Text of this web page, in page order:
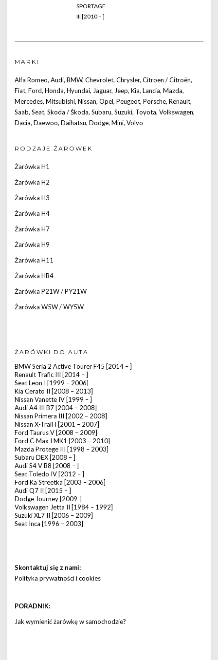
SPORTAGE
III [2010 – ]
MARKI
Alfa Romeo, Audi, BMW, Chevrolet, Chrysler, Citroen / Citroën,
Fiat, Ford, Honda, Hyundai, Jaguar, Jeep, Kia, Lancia, Mazda,
Mercedes, Mitsubishi, Nissan, Opel, Peugeot, Porsche, Renault,
Saab, Seat, Skoda / Škoda, Subaru, Suzuki, Toyota, Volkswagen,
Dacia, Daewoo, Daihatsu, Dodge, Mini, Volvo
RODZAJE ŻARÓWEK
Żarówka H1
Żarówka H2
Żarówka H3
Żarówka H4
Żarówka H7
Żarówka H9
Żarówka H11
Żarówka HB4
Żarówka P21W / PY21W
Żarówka W5W / WY5W
ŻARÓWKI DO AUTA
BMW Seria 2 Active Tourer F45 [2014 – ]
Renault Trafic III [2014 – ]
Seat Leon I [1999 – 2006]
Kia Cerato II [2008 – 2013]
Nissan Vanette IV [1999 – ]
Audi A4 III B7 [2004 – 2008]
Nissan Primera III [2002 – 2008]
Nissan X-Trail I [2001 – 2007]
Ford Taurus V [2008 – 2009]
Ford C-Max I MK1 [2003 – 2010]
Mazda Protege III [1998 – 2003]
Subaru DEX [2008 – ]
Audi S4 V B8 [2008 – ]
Seat Toledo IV [2012 – ]
Ford Ka Streetka [2003 – 2006]
Audi Q7 II [2015 – ]
Dodge Journey [2009-]
Volkswagen Jetta II [1984 – 1992]
Suzuki XL7 II [2006 – 2009]
Seat Inca [1996 – 2003]
Skontaktuj się z nami:
Polityka prywatności i cookies
PORADNIK:
Jak wymienić żarówkę w samochodzie?